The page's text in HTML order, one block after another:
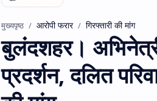
मुख्यपृष्ठ आरोपी फरार गिरफ्तारी की मांग
बुलंदशहर।
प्रदर्शन, दलित